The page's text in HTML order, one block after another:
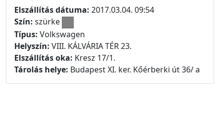
Elszállítás dátuma: 2017.03.04. 09:54
Szín: szürke
Típus: Volkswagen
Helyszín: VIII. KÁLVÁRIA TÉR 23.
Elszállítás oka: Kresz 17/1.
Tárolás helye: Budapest XI. ker. Kőérberki út 36/ a